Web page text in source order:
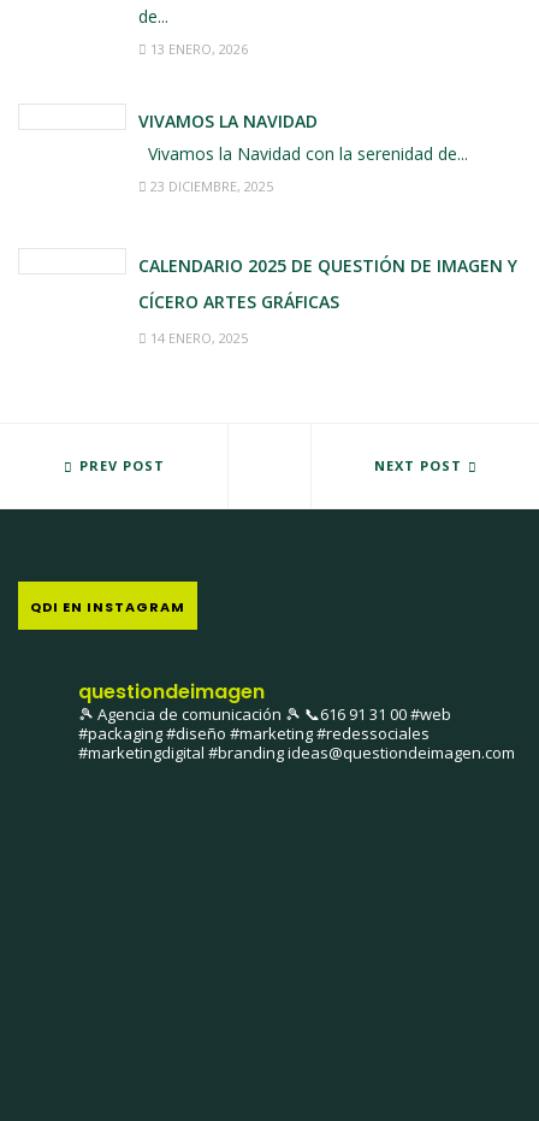
de...
13 ENERO, 2026
VIVAMOS LA NAVIDAD
Vivamos la Navidad con la serenidad de...
23 DICIEMBRE, 2025
CALENDARIO 2025 DE QUESTIÓN DE IMAGEN Y
CÍCERO ARTES GRÁFICAS
14 ENERO, 2025
PREV POST
LA ASOCIACIÓN CULTURAL VILLA DE VENIALBO YA CUENTA CON
NEXT POST
CAMBIAMOS LA PORTADA DE
QDI EN INSTAGRAM
questiondeimagen
🎾 Agencia de comunicación 🎾 📞616 91 31 00#web
#packaging #diseño #marketing #redessociales
#marketingdigital #brandingideas@questiondeimagen.com